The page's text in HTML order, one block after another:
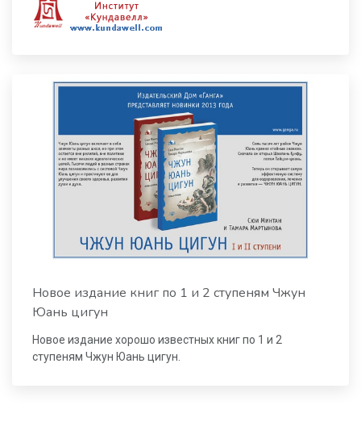
Новое издание книг по 1 и 2 ступеням Чжун
Юань цигун
Новое издание хорошо известных книг по 1 и 2
ступеням Чжун Юань цигун.